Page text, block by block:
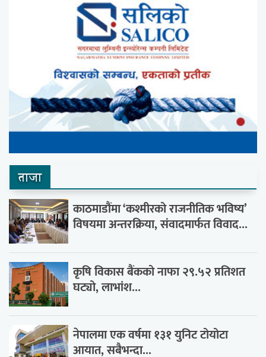
ताजा
काठमाडौंमा ‘कश्मीरको राजनीतिक भविष्य’
विषयमा अन्तरक्रिया, संवादमार्फत विवाद...
कृषि विकास बैंकको नाफा २९.५२ प्रतिशत
घट्यो, लाभांश...
नेपालमा एक वर्षमा १३१ युनिट टोयोटा
आयात, सबैभन्दा...